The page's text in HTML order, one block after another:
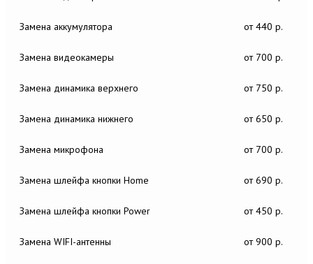
Замена аккумулятора от 440 р.
Замена видеокамеры от 700 р.
Замена динамика верхнего от 750 р.
Замена динамика нижнего от 650 р.
Замена микрофона от 700 р.
Замена шлейфа кнопки Home от 690 р.
Замена шлейфа кнопки Power от 450 р.
Замена WIFI-антенны от 900 р.